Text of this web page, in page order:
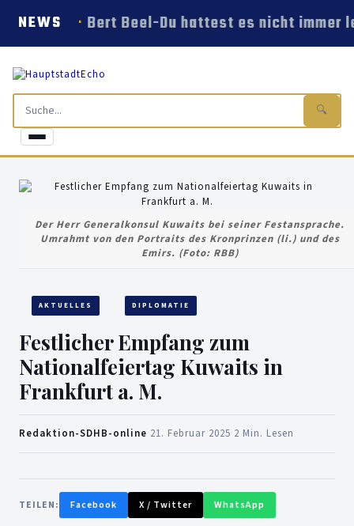
NEWS Bert Beel-Du hattest es nicht immer
🔍
Der Herr Generalkonsul Kuwaits bei seiner Festansprache.
Umrahmt von den Portraits des Kronprinzen (li.) und des
Emirs. (Foto: RBB)
AKTUELLES DIPLOMATIE
Festlicher Empfang zum
Nationalfeiertag Kuwaits in
Frankfurt a. M.
Redaktion-SDHB-online 21. Februar 2025 2 Min. Lesen
TEILEN: Facebook X / Twitter WhatsApp